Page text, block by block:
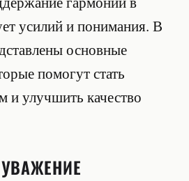
усилий и понимания. В
основные
помогут стать
и улучшить качество